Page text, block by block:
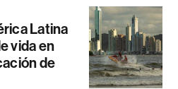
Latina
vida en
de